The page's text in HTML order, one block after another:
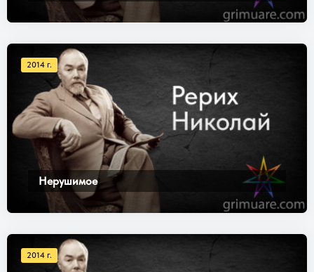
2014 г.
Нерушимое
2014 г.